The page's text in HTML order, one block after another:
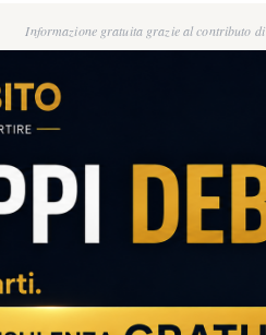
Informazione gratuita grazie al contributo di